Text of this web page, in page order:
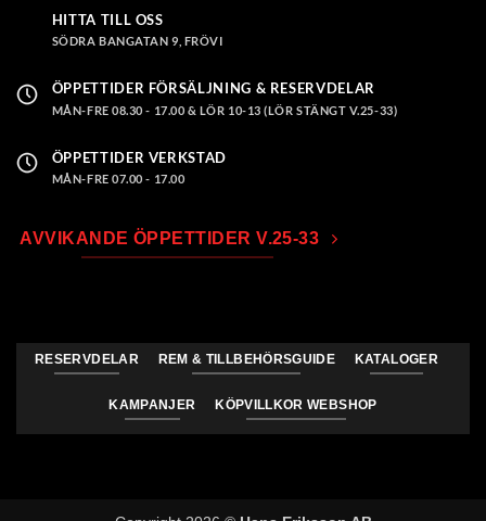
HITTA TILL OSS
SÖDRA BANGATAN 9, FRÖVI
ÖPPETTIDER FÖRSÄLJNING & RESERVDELAR
MÅN-FRE 08.30 - 17.00 & LÖR 10-13 (LÖR STÄNGT V.25-33)
ÖPPETTIDER VERKSTAD
MÅN-FRE 07.00 - 17.00
AVVIKANDE ÖPPETTIDER V.25-33
RESERVDELAR REM & TILLBEHÖRSGUIDE KATALOGER
KAMPANJER KÖPVILLKOR WEBSHOP